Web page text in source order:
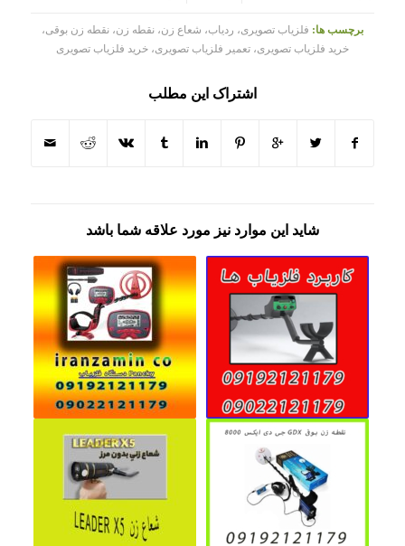
برچسب ها: فلزیاب تصویری، ردیاب، شعاع زن، نقطه زن، نقطه زن بوقی،
خرید فلزیاب تصویری، تعمیر فلزیاب تصویری، خرید فلزیاب تصویری
اشتراک این مطلب
شاید این موارد نیز مورد علاقه شما باشد